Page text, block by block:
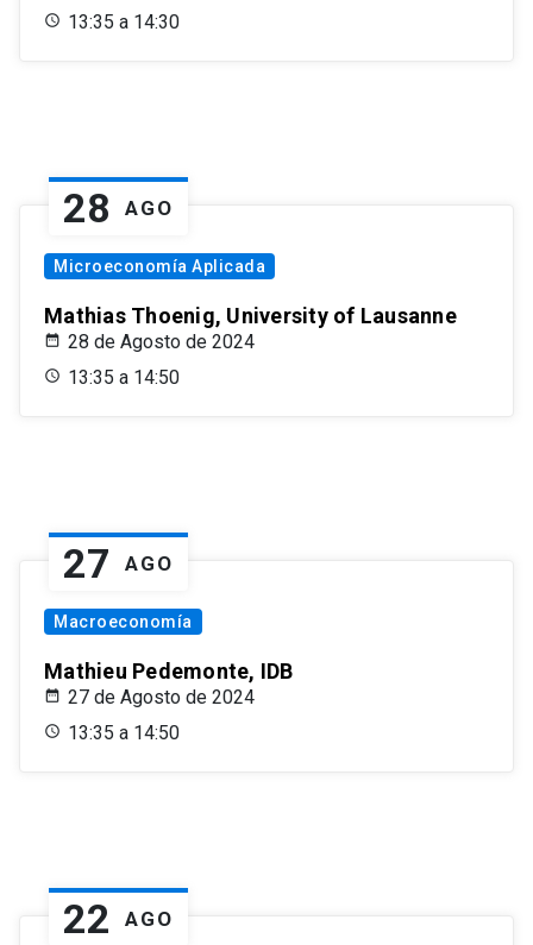
13:35 a 14:30
28 AGO
Microeconomía Aplicada
Mathias Thoenig, University of Lausanne
28 de Agosto de 2024
13:35 a 14:50
27 AGO
Macroeconomía
Mathieu Pedemonte, IDB
27 de Agosto de 2024
13:35 a 14:50
22 AGO